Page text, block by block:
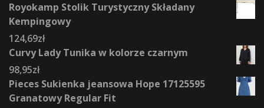
Royokamp Stolik Turystyczny Składany
Kempingowy
124,69zł
Curvy Lady Tunika w kolorze czarnym
98,95zł
Pieces Sukienka jeansowa Hope 17125595
Granatowy Regular Fit